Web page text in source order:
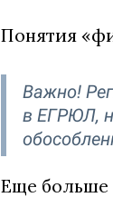
Понятия
Важно!
в ЕГРЮЛ,
Еще